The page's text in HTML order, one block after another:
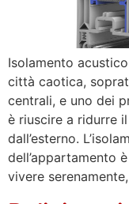
Isolamento
città caotica,
centrali, e uno dei
è riuscire a ridurre
dall’esterno.
dell’appartamento
vivere